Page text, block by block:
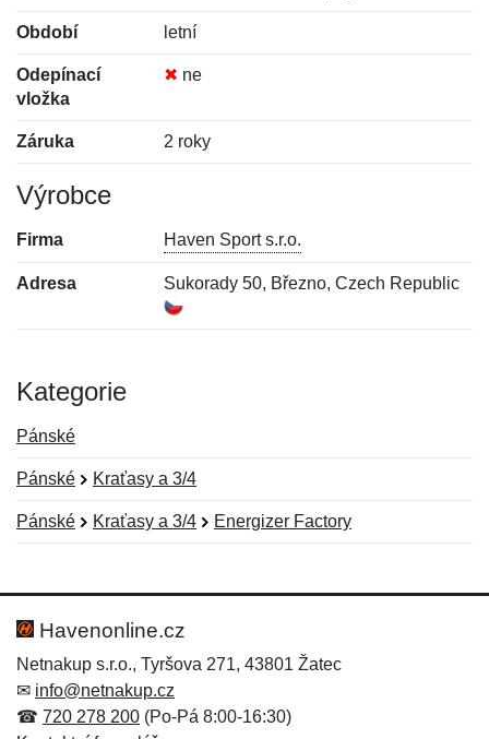
Období letní
Odepínací
vložka
✖ ne
Záruka 2 roky
Výrobce
Firma Haven Sport s.r.o.
Adresa Sukorady 50, Březno, Czech Republic
Kategorie
Pánské
Pánské Kraťasy a 3/4
Pánské Kraťasy a 3/4 Energizer Factory
Hodnocení:
Jméno: *
Jméno:
E-mail:*
Havenonline.cz
Netnakup s.r.o., Tyršova 271, 43801 Žatec
✉ info@netnakup.cz
☎ 720 278 200 (Po-Pá 8:00-16:30)